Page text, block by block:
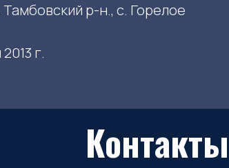
р-н., с. Горелое
г.
Контакты